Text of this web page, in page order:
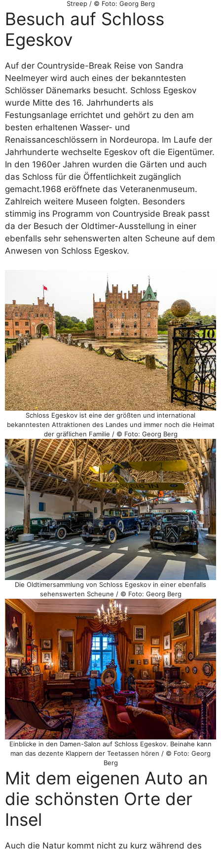
Streep / © Foto: Georg Berg
Besuch auf Schloss
Egeskov
Auf der Countryside-Break Reise von Sandra
Neelmeyer wird auch eines der bekanntesten
Schlösser Dänemarks besucht. Schloss Egeskov
wurde Mitte des 16. Jahrhunderts als
Festungsanlage errichtet und gehört zu den am
besten erhaltenen Wasser- und
Renaissanceschlössern in Nordeuropa. Im Laufe der
Jahrhunderte wechselte Egeskov oft die Eigentümer.
In den 1960er Jahren wurden die Gärten und auch
das Schloss für die Öffentlichkeit zugänglich
gemacht.1968 eröffnete das Veteranenmuseum.
Zahlreich weitere Museen folgten. Besonders
stimmig ins Programm von Countryside Break passt
da der Besuch der Oldtimer-Ausstellung in einer
ebenfalls sehr sehenswerten alten Scheune auf dem
Anwesen von Schloss Egeskov.
Schloss Egeskov ist eine der größten und international
bekanntesten Attraktionen des Landes und immer noch die Heimat
der gräflichen Familie / © Foto: Georg Berg
Die Oldtimersammlung von Schloss Egeskov in einer ebenfalls
sehenswerten Scheune / © Foto: Georg Berg
Einblicke in den Damen-Salon auf Schloss Egeskov. Beinahe kann
man das dezente Klappern der Teetassen hören / © Foto: Georg
Berg
Mit dem eigenen Auto an
die schönsten Orte der
Insel
Auch die Natur kommt nicht zu kurz während des